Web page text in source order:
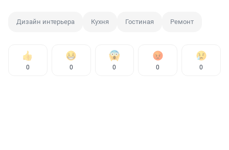
Дизайн интерьера Кухня Гостиная Ремонт
0 0 0 0 0